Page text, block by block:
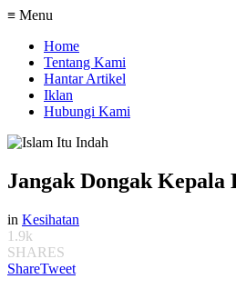
≡ Menu
Home
Tentang Kami
Hantar Artikel
Iklan
Hubungi Kami
Jangak Dongak
in Kesihatan
1.9k
SHARES
ShareTweet